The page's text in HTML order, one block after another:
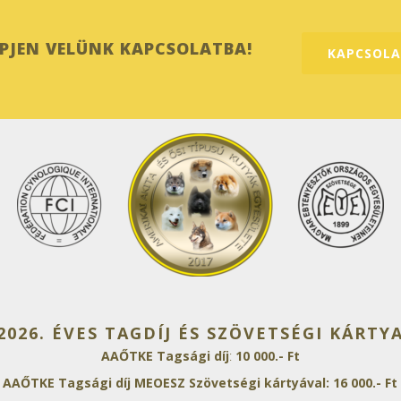
VELÜNK KAPCSOLATBA!
ÉVES TAGDÍJ ÉS SZÖVETSÉGI
AAŐTKE Tagsági díj: 10 000.- Ft
AAŐTKE Tagsági díj MEOESZ Szövetségi kártyával: 16 000.- Ft